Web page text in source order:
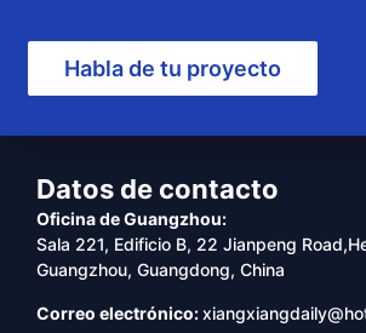
Habla de tu proyecto
Datos de contacto
Oficina de Guangzhou:
Sala 221, Edificio B, 22 Jianpeng
Guangzhou, Guangdong, China
Correo electrónico: